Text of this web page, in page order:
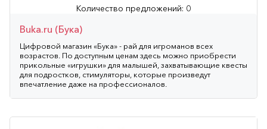
Количество предложений: 0
Buka.ru (Бука)
Цифровой магазин «Бука» - рай для игроманов всех
возрастов. По доступным ценам здесь можно приобрести
прикольные «игрушки» для малышей, захватывающие квесты
для подростков, стимуляторы, которые произведут
впечатление даже на профессионалов.